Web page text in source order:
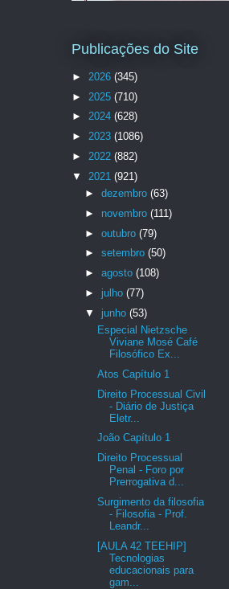
Publicações do Site
► 2026 (345)
► 2025 (710)
► 2024 (628)
► 2023 (1086)
► 2022 (882)
▼ 2021 (921)
► dezembro (63)
► novembro (111)
► outubro (79)
► setembro (50)
► agosto (108)
► julho (77)
▼ junho (53)
Especial Nietzsche
Viviane Mosé Café
Filosófico Ex...
Atos Capítulo 1
Direito Processual Civil
- Diário de Justiça
Eletr...
João Capítulo 1
Direito Processual
Penal - Foro por
Prerrogativa d...
Surgimento da filosofia
- Filosofia - Prof.
Leandr...
[AULA 42 TEEHIP]
Tecnologias
educacionais para
gam...